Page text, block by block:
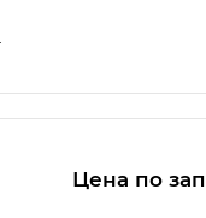
Цена по зап